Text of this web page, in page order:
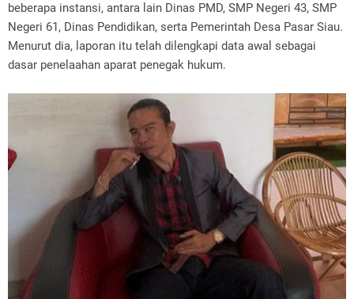
beberapa instansi, antara lain Dinas PMD, SMP Negeri 43, SMP
Negeri 61, Dinas Pendidikan, serta Pemerintah Desa Pasar Siau.
Menurut dia, laporan itu telah dilengkapi data awal sebagai
dasar penelaahan aparat penegak hukum.